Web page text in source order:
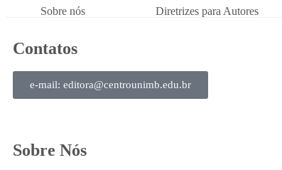
Sobre nós Diretrizes para Autores
Contatos
e-mail: editora@centrounimb.edu.br
Sobre Nós